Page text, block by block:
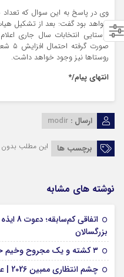
وی در پاسخ به این سوال که تعداد
خواهد بود گفت: بعد از تشکیل
روستایی انتخابات سال جاری
روستاها نیز وجود خواهد داشت.
انتهای پیام/*
ارسال : modir
برچسب ها این مطلب
نوشته های مشابه
بزرگسالان
۳ کشته و یک مجروح وخیم حاصل تصادف شبانه در ایذه
چشم انتظاری ممبین 2026 | عکاس: وحید اورکی